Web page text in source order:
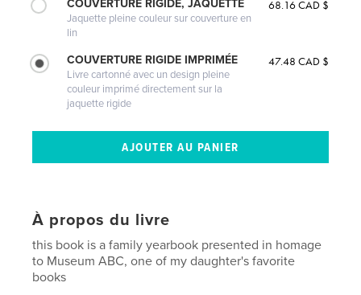
COUVERTURE RIGIDE, JAQUETTE
Jaquette pleine couleur sur couverture en
lin
68.16 CAD $
COUVERTURE RIGIDE IMPRIMÉE
Livre cartonné avec un design pleine
couleur imprimé directement sur la
jaquette rigide
47.48 CAD $
À propos du livre
this book is a family yearbook presented in homage
to Museum ABC, one of my daughter's favorite
books